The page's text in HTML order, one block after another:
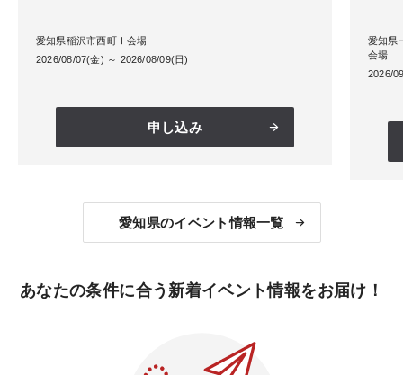
愛知県稲沢市西町Ⅰ会場
2026/08/07(金) ～ 2026/08/09(日)
申し込み
愛知県
会場
2026/
愛知県のイベント情報一覧
あなたの条件に合う新着イベント情報をお届け！